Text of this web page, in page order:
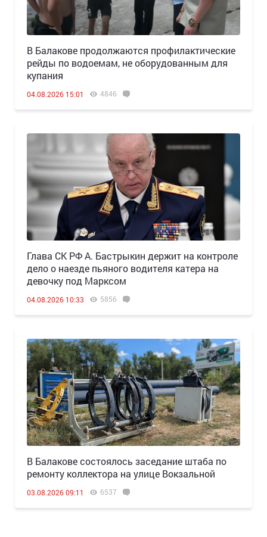
В Балакове продолжаются профилактические
рейды по водоемам, не оборудованным для
купания
04.08.2026 15:01 4846
Глава СК РФ А. Бастрыкин держит на контроле
дело о наезде пьяного водителя катера на
девочку под Марксом
04.08.2026 10:33 5856
В Балакове состоялось заседание штаба по
ремонту коллектора на улице Вокзальной
03.08.2026 09:11 6537